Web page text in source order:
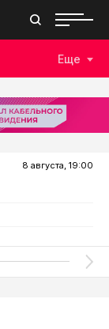
Еще
8 августа, 19:00